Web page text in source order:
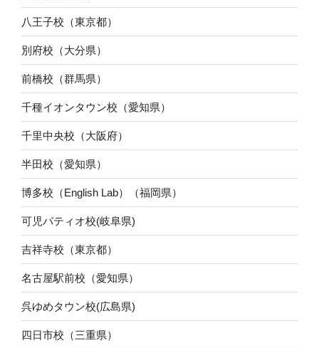
八王子校（東京都）
別府校（大分県）
前橋校（群馬県）
千種イオンタウン校（愛知県）
千里中央校（大阪府）
半田校（愛知県）
博多校（English Lab）（福岡県）
可児パティオ校(岐阜県)
吉祥寺校（東京都）
名古屋駅前校（愛知県）
呉ゆめタウン校(広島県)
四日市校（三重県）